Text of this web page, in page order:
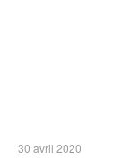
30 avril 2020